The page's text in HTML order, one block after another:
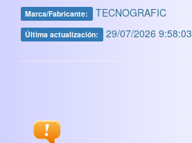
Marca/Fabricante: TECNOGRAFIC
Última actualización: 29/07/2026 9:58:03